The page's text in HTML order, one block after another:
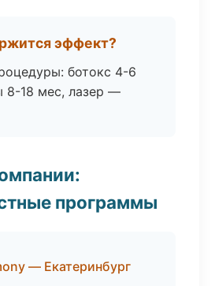
эффект?
ботокс 4-6
8-18 мес, лазер —
программы
— Екатеринбург